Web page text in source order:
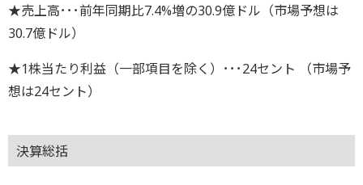
★売上高･･･前年同期比7.4%増の30.9億ドル（市場予想は
30.7億ドル）
★1株当たり利益（一部項目を除く）･･･24セント （市場予
想は24セント）
決算総括